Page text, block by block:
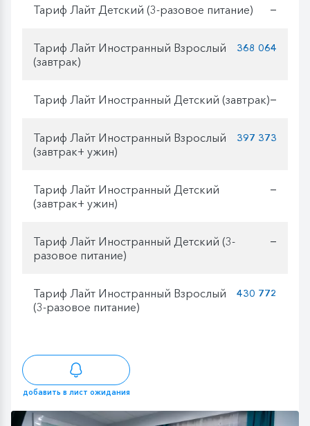
Тариф Лайт Детский (3-разовое питание) —
Тариф Лайт Иностранный Взрослый
(завтрак)
368 064
Тариф Лайт Иностранный Детский (завтрак)—
Тариф Лайт Иностранный Взрослый
(завтрак+ ужин)
397 373
Тариф Лайт Иностранный Детский
(завтрак+ ужин)
—
Тариф Лайт Иностранный Детский (3-
разовое питание)
—
Тариф Лайт Иностранный Взрослый
(3-разовое питание)
430 772
добавить в лист ожидания